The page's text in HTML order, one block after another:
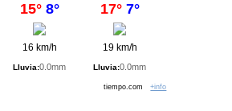
15° 8°
16 km/h
Lluvia:0.0mm
17° 7°
19 km/h
Lluvia:0.0mm
tiempo.com+info